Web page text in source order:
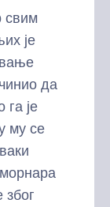
свим
је
да
га је
му се
због